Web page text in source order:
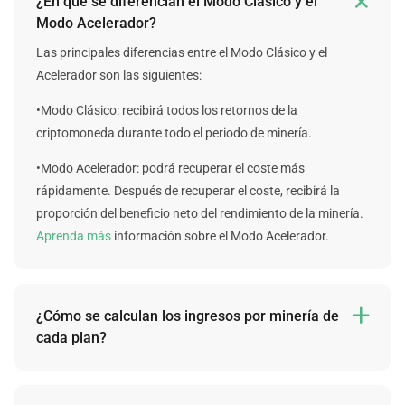
Modo Acelerador?
Las principales diferencias entre el Modo Clásico y el
Acelerador son las siguientes:
•Modo Clásico: recibirá todos los retornos de la
criptomoneda durante todo el periodo de minería.
•Modo Acelerador: podrá recuperar el coste más
rápidamente. Después de recuperar el coste, recibirá la
proporción del beneficio neto del rendimiento de la minería.
Aprenda más información sobre el Modo Acelerador.
¿Cómo se calculan los ingresos por minería de
cada plan?
